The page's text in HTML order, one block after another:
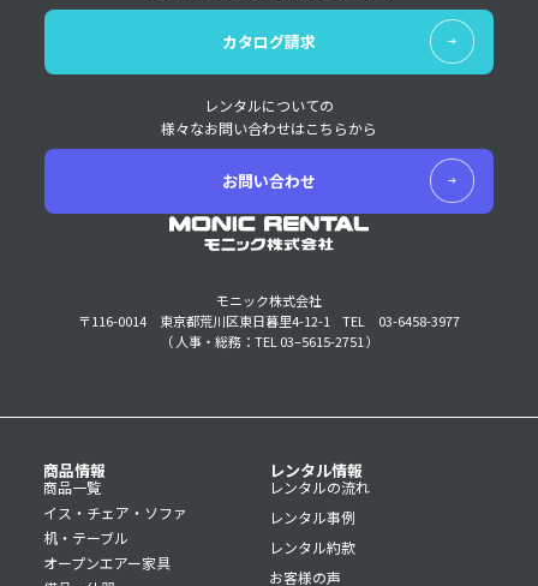
モニック株式会社
〒116-0014 東京都荒川区東日暮里4-12-1
TEL 03-6458-3977
（ 人事・総務：TEL 03–5615-2751 ）
カタログ請求
レンタルについての
様々なお問い合わせはこちらから
お問い合わせ
商品情報
商品一覧
イス・チェア・ソファ
机・テーブル
オープンエアー家具
レンタル情報
レンタルの流れ
レンタル事例
レンタル約款
お客様の声